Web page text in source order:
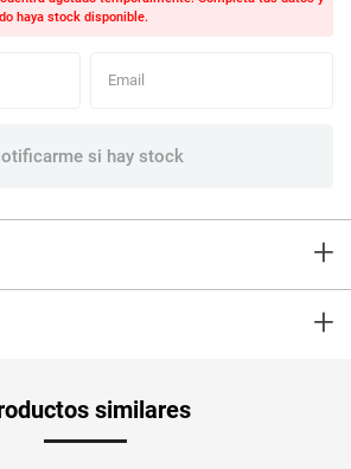
+
sabor y aroma es más o menos picante. Ideal
de quesos, tablas de quesos, pasabocas y
+
similares